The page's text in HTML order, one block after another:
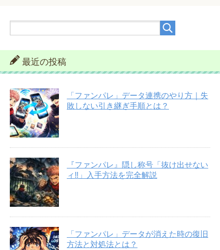
最近の投稿
「ファンパレ」データ連携のやり方｜失
敗しない引き継ぎ手順とは？
『ファンパレ』隠し称号「抜け出せない
ィ‼︎」入手方法を完全解説
「ファンパレ」データが消えた時の復旧
方法と対処法とは？